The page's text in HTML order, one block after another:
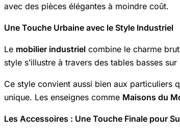
avec des pièces élégantes à moindre coût.
Une Touche Urbaine avec le Style Industriel
Le mobilier industriel combine le charme
style s’illustre à travers des tables basses
Ce style convient aussi bien aux particuliers
unique. Les enseignes comme Maisons du
Les Accessoires : Une Touche Finale pour